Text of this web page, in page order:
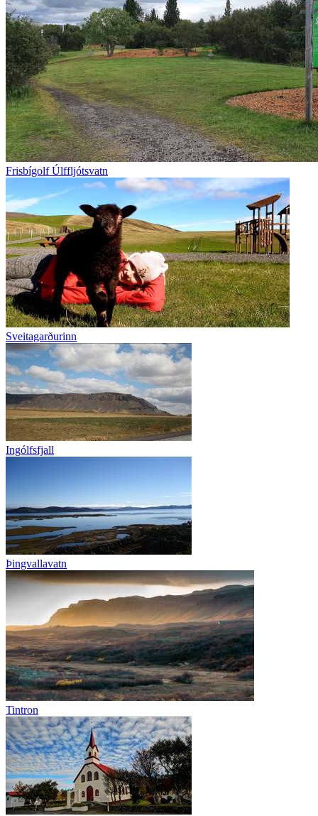
Frisbígolf Úlffljótsvatn
Sveitagarðurinn
Ingólfsfjall
Þingvallavatn
Tintron